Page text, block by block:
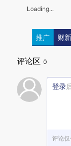
Loading...
推广 财
评论区 0
登录
评论